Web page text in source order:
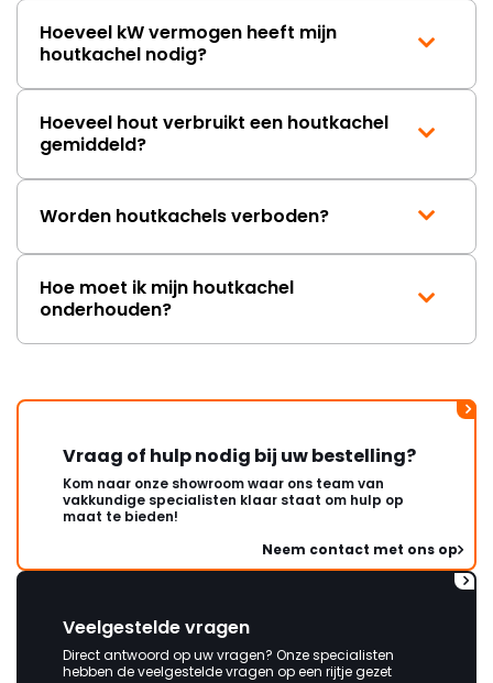
Hoeveel kW vermogen heeft mijn
houtkachel nodig?
Hoeveel hout verbruikt een houtkachel
gemiddeld?
Worden houtkachels verboden?
Hoe moet ik mijn houtkachel
onderhouden?
Vraag of hulp nodig bij uw bestelling?
Kom naar onze showroom waar ons team van
vakkundige specialisten klaar staat om hulp op
maat te bieden!
Neem contact met ons op
Veelgestelde vragen
Direct antwoord op uw vragen? Onze specialisten
hebben de veelgestelde vragen op een rijtje gezet